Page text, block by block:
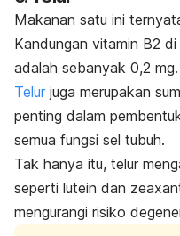
Makanan satu ini
Kandungan vitamin B2
adalah sebanyak 0,2 mg.
Telur juga merupakan
penting dalam
semua fungsi sel tubuh.
Tak hanya itu, telur
seperti lutein dan
mengurangi risiko